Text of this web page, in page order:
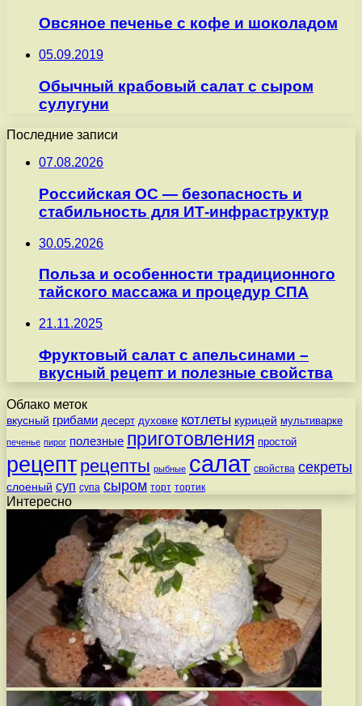
Овсяное печенье с кофе и шоколадом
05.09.2019
Обычный крабовый салат с сыром
сулугуни
Последние записи
07.08.2026
Российская ОС — безопасность и
стабильность для ИТ-инфраструктур
30.05.2026
Польза и особенности традиционного
тайского массажа и процедур СПА
21.11.2025
Фруктовый салат с апельсинами –
вкусный рецепт и полезные свойства
Облако меток
вкусный грибами десерт духовке котлеты курицей мультиварке
печенье пирог полезные приготовления простой
рецепт рецепты рыбные салат свойства секреты
слоеный суп супа сыром торт тортик
Интересно